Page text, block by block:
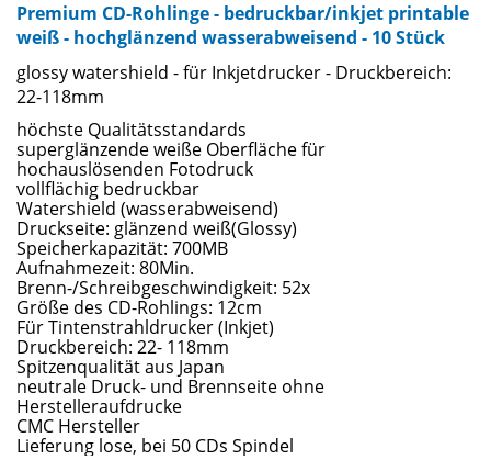
Premium CD-Rohlinge - bedruckbar/inkjet printable
weiß - hochglänzend wasserabweisend - 10 Stück
glossy watershield - für Inkjetdrucker - Druckbereich:
22-118mm
höchste Qualitätsstandards
superglänzende weiße Oberfläche für
hochauslösenden Fotodruck
vollflächig bedruckbar
Watershield (wasserabweisend)
Druckseite: glänzend weiß(Glossy)
Speicherkapazität: 700MB
Aufnahmezeit: 80Min.
Brenn-/Schreibgeschwindigkeit: 52x
Größe des CD-Rohlings: 12cm
Für Tintenstrahldrucker (Inkjet)
Druckbereich: 22- 118mm
Spitzenqualität aus Japan
neutrale Druck- und Brennseite ohne
Herstelleraufdrucke
CMC Hersteller
Lieferung lose, bei 50 CDs Spindel